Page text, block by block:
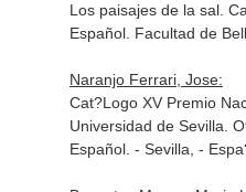
Los paisajes de la sal.
Español. Facultad de
Naranjo Ferrari, Jose:
Cat?Logo XV Premio
Universidad de Sevilla.
Español. - Sevilla, -